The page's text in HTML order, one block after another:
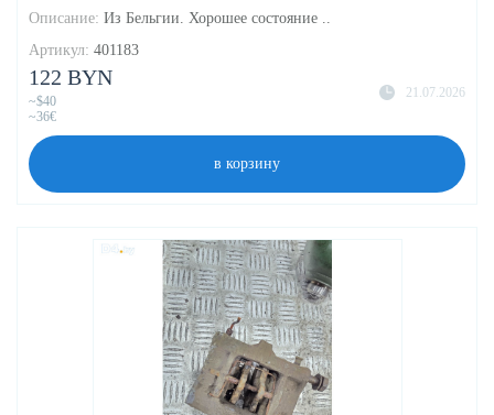
Описание: Из Бельгии. Хорошее состояние ..
Артикул: 401183
21.07.2026
122 BYN
~$40
~36€
в корзину